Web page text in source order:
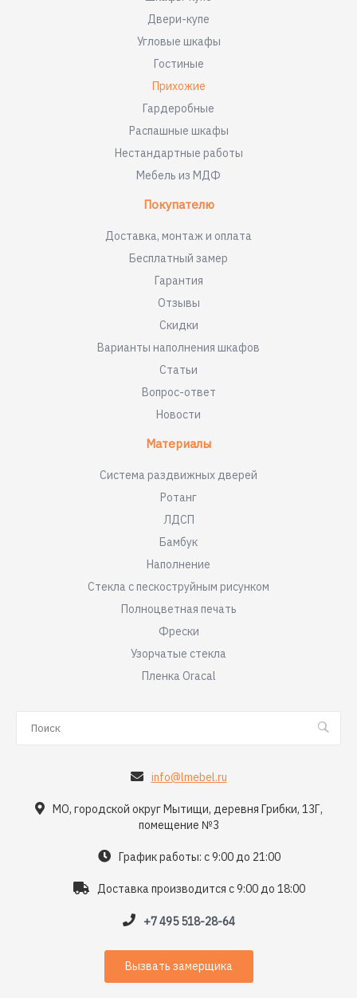
Двери-купе
Угловые шкафы
Гостиные
Прихожие
Гардеробные
Распашные шкафы
Нестандартные работы
Мебель из МДФ
Покупателю
Доставка, монтаж и оплата
Бесплатный замер
Гарантия
Отзывы
Скидки
Варианты наполнения шкафов
Статьи
Вопрос-ответ
Новости
Материалы
Система раздвижных дверей
Ротанг
ЛДСП
Бамбук
Наполнение
Стекла с пескоструйным рисунком
Полноцветная печать
Фрески
Узорчатые стекла
Пленка Oracal
info@lmebel.ru
МО, городской округ Мытищи, деревня Грибки, 13Г,
помещение №3
График работы: с 9:00 до 21:00
Доставка производится с 9:00 до 18:00
+7 495 518-28-64
Вызвать замерщика